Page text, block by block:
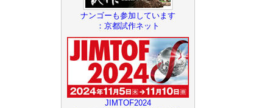
ナンゴーも参加しています
：京都試作ネット
JIMTOF2024